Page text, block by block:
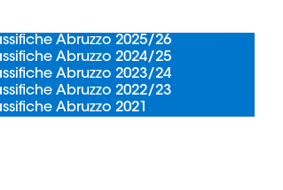
Abruzzo 2025/26
Abruzzo 2024/25
Abruzzo 2023/24
Abruzzo 2022/23
Abruzzo 2021